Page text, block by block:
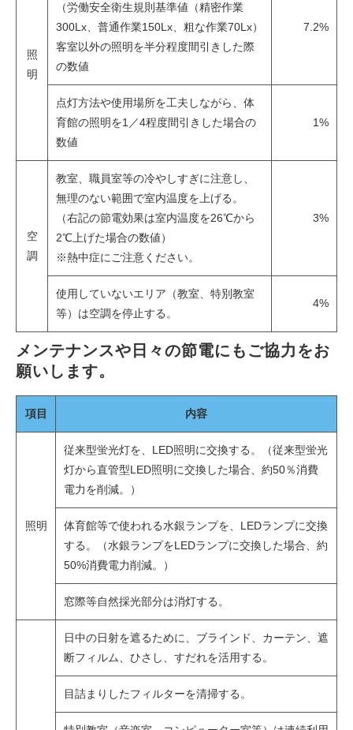
照
明
（労働安全衛生規則基準値（精密作業
300Lx、普通作業150Lx、粗な作業70Lx）
客室以外の照明を半分程度間引きした際
の数値
7.2%
点灯⽅法や使⽤場所を⼯夫しながら、体
育館の照明を1／4程度間引きした場合の
数値
1%
空
調
教室、職員室等の冷やしすぎに注意し、
無理のない範囲で室内温度を上げる。
（右記の節電効果は室内温度を26℃から
2℃上げた場合の数値）
※熱中症にご注意ください。
3%
使⽤していないエリア（教室、特別教室
等）は空調を停⽌する。
4%
メンテナンスや日々の節電にもご協力をお
願いします。
項目 内容
照明
従来型蛍光灯を、LED照明に交換する。（従来型蛍光
灯から直管型LED照明に交換した場合、約50％消費
電力を削減。）
体育館等で使われる⽔銀ランプを、LEDランプに交換
する。（⽔銀ランプをLEDランプに交換した場合、約
50%消費電⼒削減。）
窓際等自然採光部分は消灯する。
日中の日射を遮るために、ブラインド、カーテン、遮
断フィルム、ひさし、すだれを活用する。
⽬詰まりしたフィルターを清掃する。